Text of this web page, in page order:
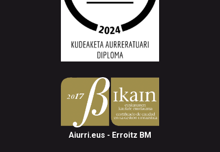
Aiurri.eus - Erroitz BM